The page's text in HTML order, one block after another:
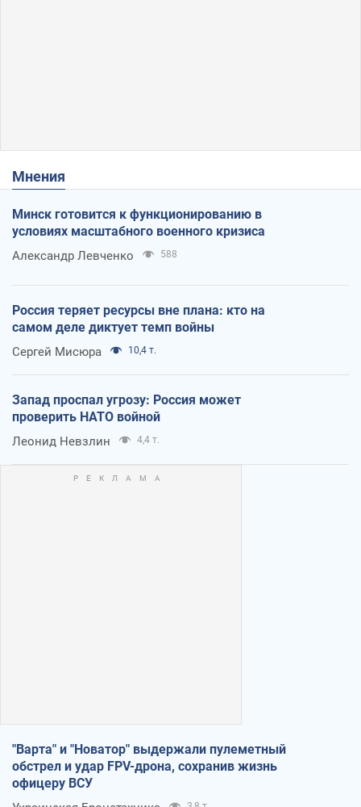
Мнения
Минск готовится к функционированию в
условиях масштабного военного кризиса
Александр Левченко 588
Россия теряет ресурсы вне плана: кто на
самом деле диктует темп войны
Сергей Мисюра 10,4 т.
Запад проспал угрозу: Россия может
проверить НАТО войной
Леонид Невзлин 4,4 т.
"Варта" и "Новатор" выдержали пулеметный
обстрел и удар FPV-дрона, сохранив жизнь
офицеру ВСУ